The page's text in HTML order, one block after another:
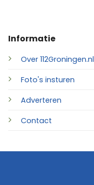
Informatie
Over 112Groningen.nl
Foto's insturen
Adverteren
Contact